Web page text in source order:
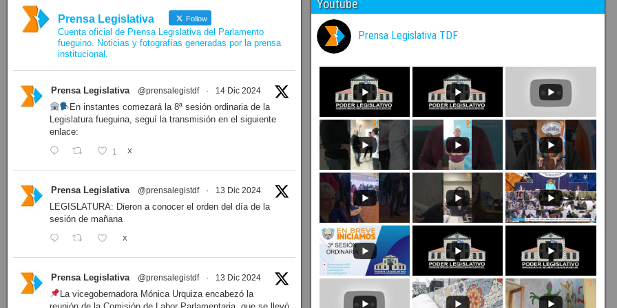
Prensa Legislativa Follow
Cuenta oficial de Prensa Legislativa del Parlamento
fueguino. Noticias y fotografías generadas por la prensa
institucional.
Prensa Legislativa @prensalegistdf · 14 Dic 2024
En instantes comezará la 8ª sesión ordinaria de la
Legislatura fueguina, seguí la transmisión en el siguiente
enlace:
1 X
Prensa Legislativa @prensalegistdf · 13 Dic 2024
LEGISLATURA: Dieron a conocer el orden del día de la
sesión de mañana
X
Prensa Legislativa @prensalegistdf · 13 Dic 2024
La vicegobernadora Mónica Urquiza encabezó la
Youtube
Prensa Legislativa TDF